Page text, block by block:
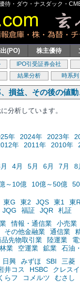
待・ダウ・ナスダック・
(PO) 株主優待
IPO引受証券会社
結果分析 時系列
損益、その後の値
分析しています。
年 2024年 2023年
年 2011年 2010年
4月 5月 6月 7月 8
～10億 10億～50億
東G 東2 JQS 東1 東R
JQG 福証 JQR
札証
情報・通信業 小売業
その他金融業 通信業
先物取引業 陸運業
業 空運業 鉱業
石油
日興 みずほ SBI 三菱
井コス HSBC クレスイ
らフ コメルツ むさし